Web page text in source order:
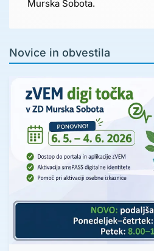
Murska Sobota.
Novice in obvestila